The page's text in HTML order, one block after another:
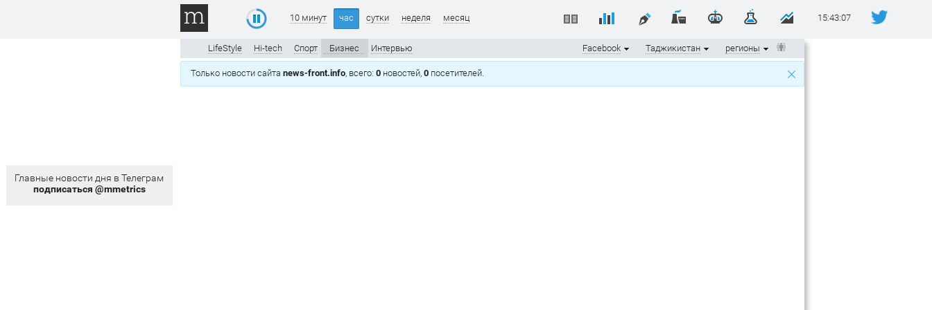
Главные новости дня в Телеграм
подписаться @mmetrics
15:43:07
10 минут час сутки неделя месяц
LifeStyle Hi-tech Спорт Бизнес Интервью регионы
Таджикистан
Facebook
Только новости сайта news-front.info, всего: 0 новостей, 0 посетителей.